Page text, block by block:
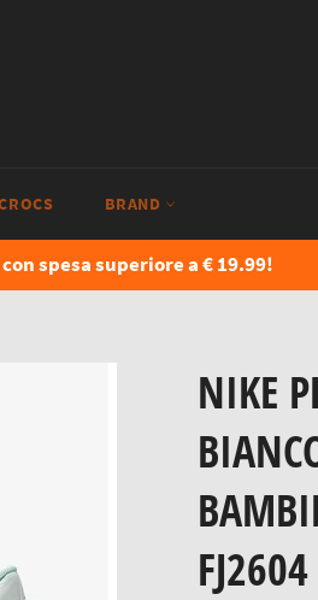
BRAND
spesa superiore a € 19.99!
NIKE